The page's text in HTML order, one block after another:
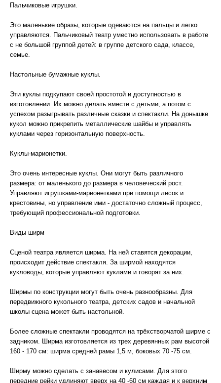
Пальчиковые игрушки.
Это маленькие образы, которые одеваются на пальцы и легко
управляются. Пальчиковый театр уместно использовать в работе
с не большой группой детей: в группе детского сада, классе,
семье.
Настольные бумажные куклы.
Эти куклы подкупают своей простотой и доступностью в
изготовлении. Их можно делать вместе с детьми, а потом с
успехом разыгрывать различные сказки и спектакли. На донышке
кукол можно прикрепить металлические шайбы и управлять
куклами через горизонтальную поверхность.
Куклы-марионетки.
Это очень интересные куклы. Они могут быть различного
размера: от маленького до размера в человеческий рост.
Управляют игрушками-марионетками при помощи лесок и
крестовины, но управление ими - достаточно сложный процесс,
требующий профессиональной подготовки.
Виды ширм
Сценой театра является ширма. На ней ставятся декорации,
происходит действие спектакля. За ширмой находятся
кукловоды, которые управляют куклами и говорят за них.
Ширмы по конструкции могут быть очень разнообразны. Для
передвижного кукольного театра, детских садов и начальной
школы сцена может быть настольной.
Более сложные спектакли проводятся на трёхстворчатой ширме с
задником. Ширма изготовляется из трех деревянных рам высотой
160 - 170 см: ширма средней рамы 1,5 м, боковых 70 -75 см.
Ширму можно сделать с занавесом и кулисами. Для этого
передние рейки удлиняют вверх на 40 -60 см каждая и к верхним